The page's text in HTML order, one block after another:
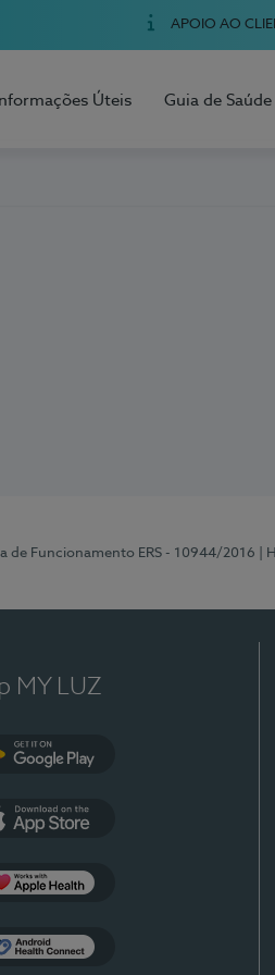
APOIO AO
Informações Úteis Guia de Saúde
de Funcionamento ERS - 10944/2016 |
MY LUZ